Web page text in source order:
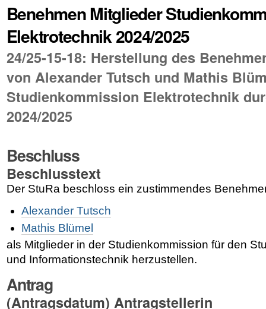
Benehmen Mitglieder
Elektrotechnik 2024/2025
24/25-15-18: Herstellung des
von Alexander Tutsch und Mathis
Studienkommission Elektrotechnik
2024/2025
Beschluss
Beschlusstext
Der StuRa beschloss ein zustimmendes
Alexander Tutsch
Mathis Blümel
als Mitglieder in der Studienkommission für den
und Informationstechnik herzustellen.
Antrag
(Antragsdatum) Antragstellerin